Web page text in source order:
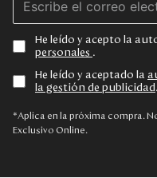
He leído y acepto la
personales .
He leído y aceptado la
la gestión de publicidad .
*Aplica en la próxima compra.
Exclusivo Online.